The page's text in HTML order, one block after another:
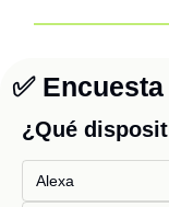
✅ Encuesta
¿Qué
Alexa